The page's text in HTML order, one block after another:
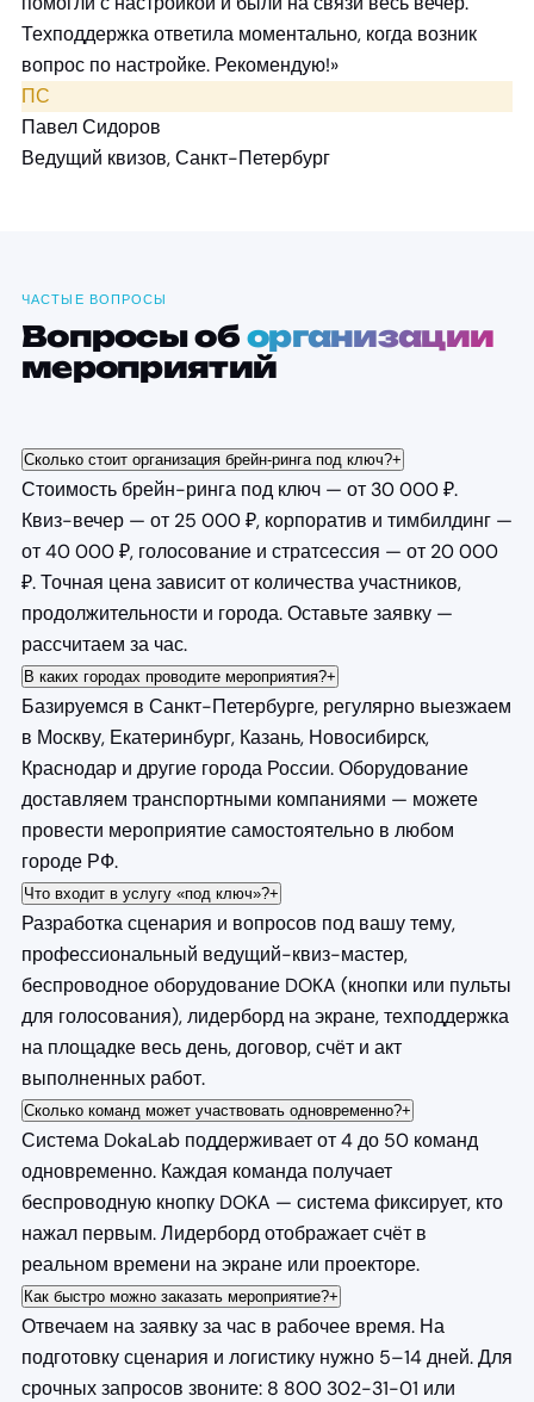
Техподдержка ответила моментально, когда возник
вопрос по настройке. Рекомендую!»
ПС
Павел Сидоров
Ведущий квизов, Санкт-Петербург
ЧАСТЫЕ ВОПРОСЫ
Вопросы оборганизации
мероприятий
Сколько стоит организация брейн-ринга под ключ?+
Стоимость брейн-ринга под ключ — от 30 000 ₽.
Квиз-вечер — от 25 000 ₽, корпоратив и тимбилдинг —
от 40 000 ₽, голосование и стратсессия — от 20 000
₽. Точная цена зависит от количества участников,
продолжительности и города. Оставьте заявку —
рассчитаем за час.
В каких городах проводите мероприятия?+
Базируемся в Санкт-Петербурге, регулярно выезжаем
в Москву, Екатеринбург, Казань, Новосибирск,
Краснодар и другие города России. Оборудование
доставляем транспортными компаниями — можете
провести мероприятие самостоятельно в любом
городе РФ.
Что входит в услугу «под ключ»?+
Разработка сценария и вопросов под вашу тему,
профессиональный ведущий-квиз-мастер,
беспроводное оборудование DOKA (кнопки или пульты
для голосования), лидерборд на экране, техподдержка
на площадке весь день, договор, счёт и акт
выполненных работ.
Сколько команд может участвовать одновременно?+
Система DokaLab поддерживает от 4 до 50 команд
одновременно. Каждая команда получает
беспроводную кнопку DOKA — система фиксирует, кто
нажал первым. Лидерборд отображает счёт в
реальном времени на экране или проекторе.
Как быстро можно заказать мероприятие?+
Отвечаем на заявку за час в рабочее время. На
подготовку сценария и логистику нужно 5–14 дней. Для
срочных запросов звоните: 8 800 302-31-01 или